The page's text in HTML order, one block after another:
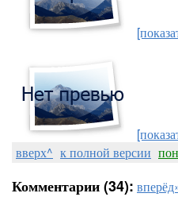
вверх^ к полной версии
Комментарии (34):